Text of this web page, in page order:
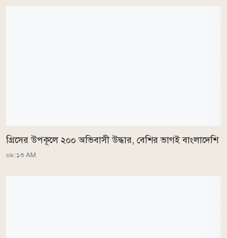
গ্রিসের উপকূলে ২০০ অভিবাসী উদ্ধার, বেশির ভাগই বাংলাদেশি
০৮:১৩ AM